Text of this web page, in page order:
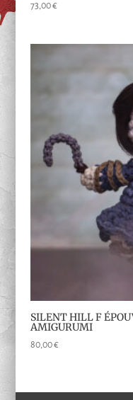
73,00€
SILENT HILL F
AMIGURUMI
80,00€